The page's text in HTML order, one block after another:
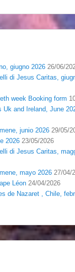
giugno 2026 26/06/
di Jesus Caritas,
week Booking form
Uk and Ireland, June
junio 2026 29/05/
2026 23/05/2026
di Jesus Caritas,
mayo 2026 27/04/
Léon 24/04/2026
de Nazaret , Chile,